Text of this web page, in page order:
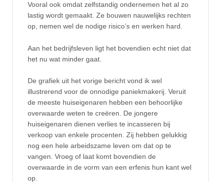
Vooral ook omdat zelfstandig ondernemen het al zo
lastig wordt gemaakt. Ze bouwen nauwelijks rechten
op, nemen wel de nodige risico’s en werken hard.
Aan het bedrijfsleven ligt het bovendien echt niet dat
het nu wat minder gaat.
De grafiek uit het vorige bericht vond ik wel
illustrerend voor de onnodige paniekmakerij. Veruit
de meeste huiseigenaren hebben een behoorlijke
overwaarde weten te creëren. De jongere
huiseigenaren dienen verlies te incasseren bij
verkoop van enkele procenten. Zij hebben gelukkig
nog een hele arbeidszame leven om dat op te
vangen. Vroeg of laat komt bovendien de
overwaarde in de vorm van een erfenis hun kant wel
op.